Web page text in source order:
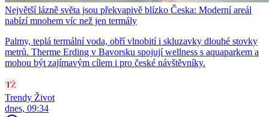
Největší lázně světa jsou překvapivě blízko Česka: Moderní areál
nabízí mnohem víc než jen termály
Palmy, teplá termální voda, obří vlnobití i skluzavky dlouhé stovky
metrů. Therme Erding v Bavorsku spojují wellness s aquaparkem a
mohou být zajímavým cílem i pro české návštěvníky.
Trendy Život
dnes, 09:34